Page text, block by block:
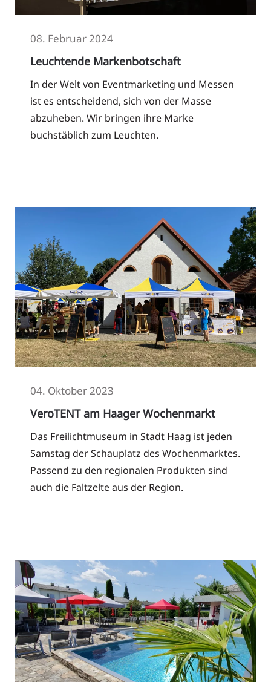
08. Februar 2024
Leuchtende Markenbotschaft
In der Welt von Eventmarketing und Messen
ist es entscheidend, sich von der Masse
abzuheben. Wir bringen ihre Marke
buchstäblich zum Leuchten.
04. Oktober 2023
VeroTENT am Haager Wochenmarkt
Das Freilichtmuseum in Stadt Haag ist jeden
Samstag der Schauplatz des Wochenmarktes.
Passend zu den regionalen Produkten sind
auch die Faltzelte aus der Region.